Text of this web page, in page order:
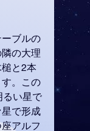
ブルの
の大理
と2本
。この
るい星で
で形成
アルフ